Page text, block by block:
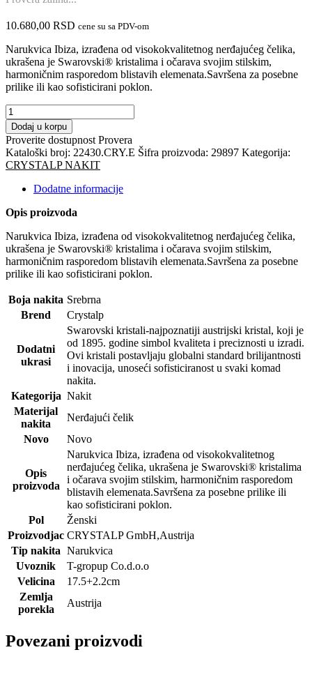
10.680,00 RSD cene su sa PDV-om
Narukvica Ibiza, izrađena od visokokvalitetnog nerđajućeg čelika,
ukrašena je Swarovski® kristalima i očarava svojim stilskim,
harmoničnim rasporedom blistavih elemenata.Savršena za posebne
prilike ili kao sofisticirani poklon.
CRYSTALP
nakit
-
Narukvica
(SS)-
Swarovski
kristali
količina
Dodaj u korpu
Proverite dostupnost Provera
Kataloški broj: 22430.CRY.E Šifra proizvoda: 29897 Kategorija:
CRYSTALP NAKIT
Dodatne informacije
Opis proizvoda
Narukvica Ibiza, izrađena od visokokvalitetnog nerđajućeg čelika,
ukrašena je Swarovski® kristalima i očarava svojim stilskim,
harmoničnim rasporedom blistavih elemenata.Savršena za posebne
prilike ili kao sofisticirani poklon.
Boja nakita Srebrna
Brend
Crystalp
Dodatni
ukrasi
Swarovski kristali-najpoznatiji austrijski kristal, koji je
od 1895. godine simbol kvaliteta i preciznosti u izradi.
Ovi kristali postavljaju globalni standard brilijantnosti
i inovacija, unoseći sofisticiranost u svaki komad
nakita.
Kategorija Nakit
Materijal
nakita
Nerđajući čelik
Novo
Novo
Opis
proizvoda
Narukvica Ibiza, izrađena od visokokvalitetnog
nerđajućeg čelika, ukrašena je Swarovski® kristalima
i očarava svojim stilskim, harmoničnim rasporedom
blistavih elemenata.Savršena za posebne prilike ili
kao sofisticirani poklon.
Pol
Ženski
Proizvodjac CRYSTALP GmbH,Austrija
Tip nakita Narukvica
Uvoznik
T-gropup Co.d.o.o
Velicina
17.5+2.2cm
Zemlja
porekla
Austrija
Povezani proizvodi